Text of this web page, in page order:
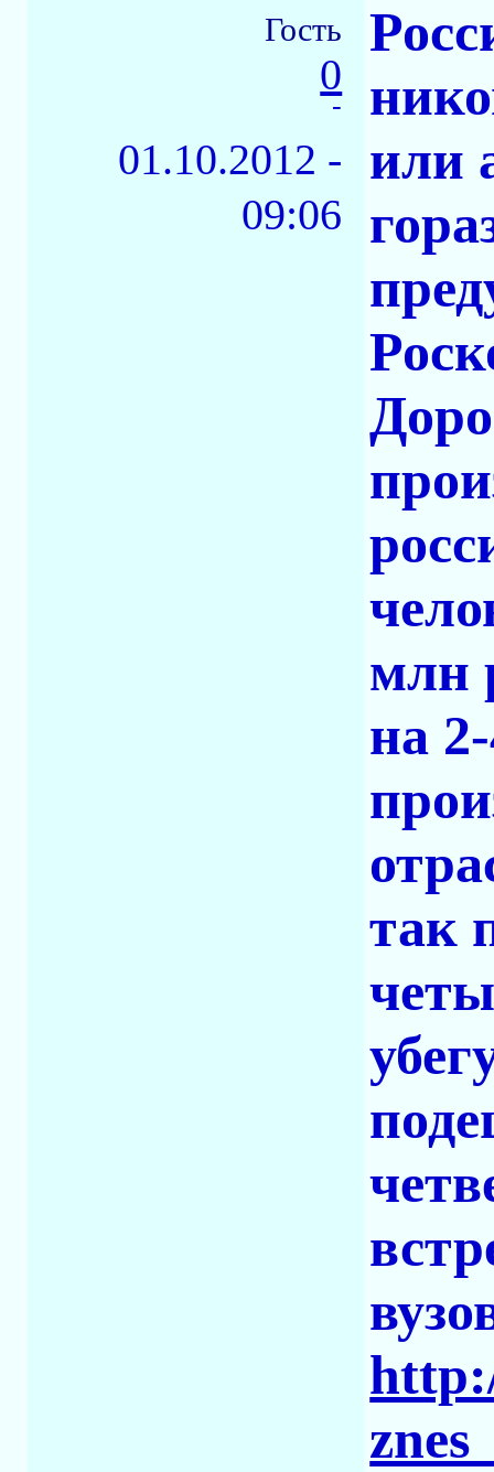
Гость
0
-
01.10.2012 -
09:06
или
млн
на
так